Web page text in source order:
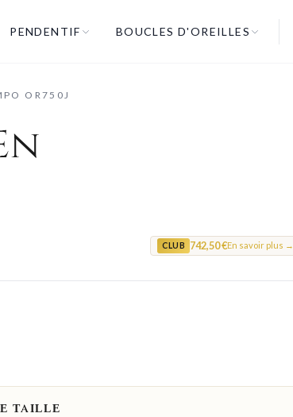
PENDENTIF BOUCLES D'OREILLES
OR750J
CLUB 742,50 €En savoir plus →
TAILLE